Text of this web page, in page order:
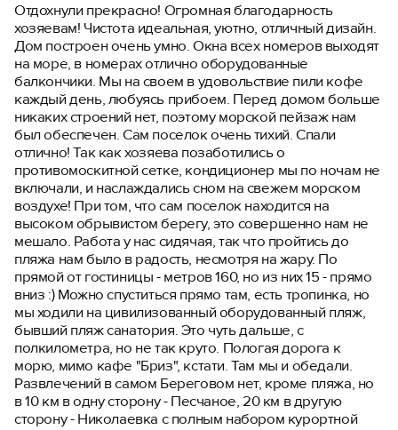
Отдохнули прекрасно! Огромная благодарность
хозяевам! Чистота идеальная, уютно, отличный дизайн.
Дом построен очень умно. Окна всех номеров выходят
на море, в номерах отлично оборудованные
балкончики. Мы на своем в удовольствие пили кофе
каждый день, любуясь прибоем. Перед домом больше
никаких строений нет, поэтому морской пейзаж нам
был обеспечен. Сам поселок очень тихий. Спали
отлично! Так как хозяева позаботились о
противомоскитной сетке, кондиционер мы по ночам не
включали, и наслаждались сном на свежем морском
воздухе! При том, что сам поселок находится на
высоком обрывистом берегу, это совершенно нам не
мешало. Работа у нас сидячая, так что пройтись до
пляжа нам было в радость, несмотря на жару. По
прямой от гостиницы - метров 160, но из них 15 - прямо
вниз :) Можно спуститься прямо там, есть тропинка, но
мы ходили на цивилизованный оборудованный пляж,
бывший пляж санатория. Это чуть дальше, с
полкилометра, но не так круто. Пологая дорога к
морю, мимо кафе "Бриз", кстати. Там мы и обедали.
Развлечений в самом Береговом нет, кроме пляжа, но
в 10 км в одну сторону - Песчаное, 20 км в другую
сторону - Николаевка с полным набором курортной